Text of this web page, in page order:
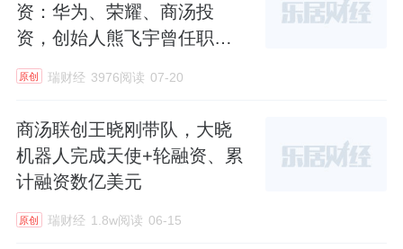
资：华为、荣耀、商汤投
资，创始人熊飞宇曾任职阿
里
原创 瑞财经 3976阅读 07-20
商汤联创王晓刚带队，大晓
机器人完成天使+轮融资、累
计融资数亿美元
原创 瑞财经 1.8w阅读 06-15